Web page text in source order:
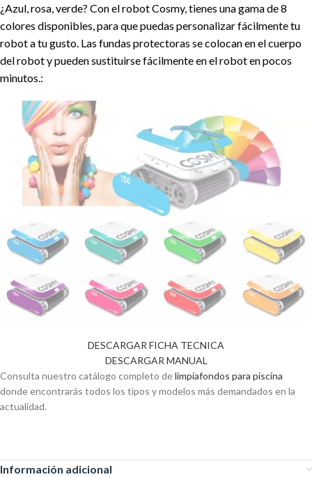
¿Azul, rosa, verde? Con el robot Cosmy, tienes una gama de 8
colores disponibles, para que puedas personalizar fácilmente tu
robot a tu gusto. Las fundas protectoras se colocan en el cuerpo
del robot y pueden sustituirse fácilmente en el robot en pocos
minutos.:
DESCARGAR FICHA TECNICA
DESCARGAR MANUAL
Consulta nuestro catálogo completo delimpiafondos para piscina
donde encontrarás todos los tipos y modelos más demandados en la
actualidad.
Información adicional